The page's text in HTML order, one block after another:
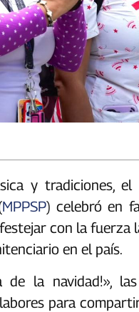
y tradiciones, el
MPPSP) celebró en
con la fuerza
en el país.
de la navidad!»,
para